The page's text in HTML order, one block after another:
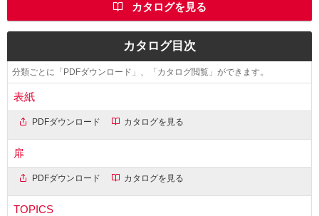
カタログを見る
カタログ目次
分類ごとに「PDFダウンロード」、「カタログ閲覧」ができます。
表紙
PDFダウンロード カタログを見る
扉
PDFダウンロード カタログを見る
TOPICS